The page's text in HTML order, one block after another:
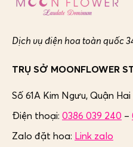
Dịch vụ điện hoa toàn quốc
TRỤ SỞ MOONFLOWER
Số 61A Kim Ngưu, Quận
Điện thoại: 0386 039 240 –
Zalo đặt hoa: Link zalo